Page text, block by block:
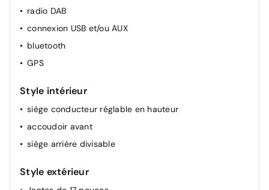
radio DAB
connexion USB et/ou AUX
bluetooth
GPS
Style intérieur
siège conducteur réglable en hauteur
accoudoir avant
siège arrière divisable
Style extérieur